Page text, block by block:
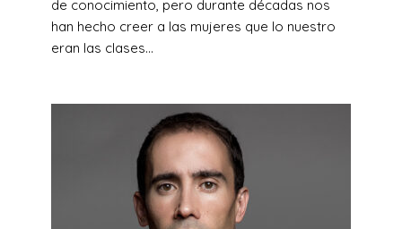
de conocimiento, pero durante décadas nos
han hecho creer a las mujeres que lo nuestro
eran las clases...